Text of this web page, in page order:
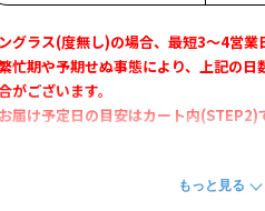
グラス(度無し)の場合、最短3～4営業
忙期や予期せぬ事態により、上記の日
がございます。
届け予定日の目安はカート内(STEP2)
せたサングラスとなります。